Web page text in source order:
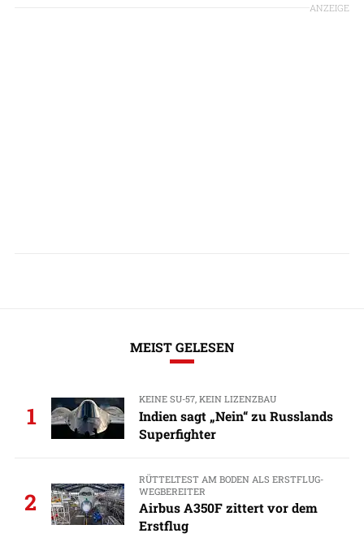
ANZEIGE
MEIST GELESEN
1
KEINE SU-57, KEIN LIZENZBAU
Indien sagt „Nein“ zu Russlands
Superfighter
2
RÜTTELTEST AM BODEN ALS ERSTFLUG-
WEGBEREITER
Airbus A350F zittert vor dem
Erstflug